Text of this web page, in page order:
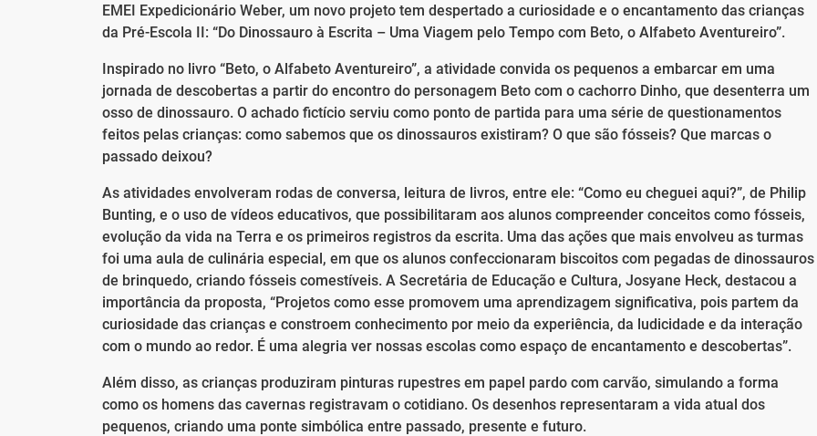
EMEI Expedicionário Weber, um novo projeto tem despertado a curiosidade e o encantamento das crianças
da Pré-Escola II: “Do Dinossauro à Escrita – Uma Viagem pelo Tempo com Beto, o Alfabeto Aventureiro”.
Inspirado no livro “Beto, o Alfabeto Aventureiro”, a atividade convida os pequenos a embarcar em uma
jornada de descobertas a partir do encontro do personagem Beto com o cachorro Dinho, que desenterra um
osso de dinossauro. O achado fictício serviu como ponto de partida para uma série de questionamentos
feitos pelas crianças: como sabemos que os dinossauros existiram? O que são fósseis? Que marcas o
passado deixou?
As atividades envolveram rodas de conversa, leitura de livros, entre ele: “Como eu cheguei aqui?”, de Philip
Bunting, e o uso de vídeos educativos, que possibilitaram aos alunos compreender conceitos como fósseis,
evolução da vida na Terra e os primeiros registros da escrita. Uma das ações que mais envolveu as turmas
foi uma aula de culinária especial, em que os alunos confeccionaram biscoitos com pegadas de dinossauros
de brinquedo, criando fósseis comestíveis. A Secretária de Educação e Cultura, Josyane Heck, destacou a
importância da proposta, “Projetos como esse promovem uma aprendizagem significativa, pois partem da
curiosidade das crianças e constroem conhecimento por meio da experiência, da ludicidade e da interação
com o mundo ao redor. É uma alegria ver nossas escolas como espaço de encantamento e descobertas”.
Além disso, as crianças produziram pinturas rupestres em papel pardo com carvão, simulando a forma
como os homens das cavernas registravam o cotidiano. Os desenhos representaram a vida atual dos
pequenos, criando uma ponte simbólica entre passado, presente e futuro.